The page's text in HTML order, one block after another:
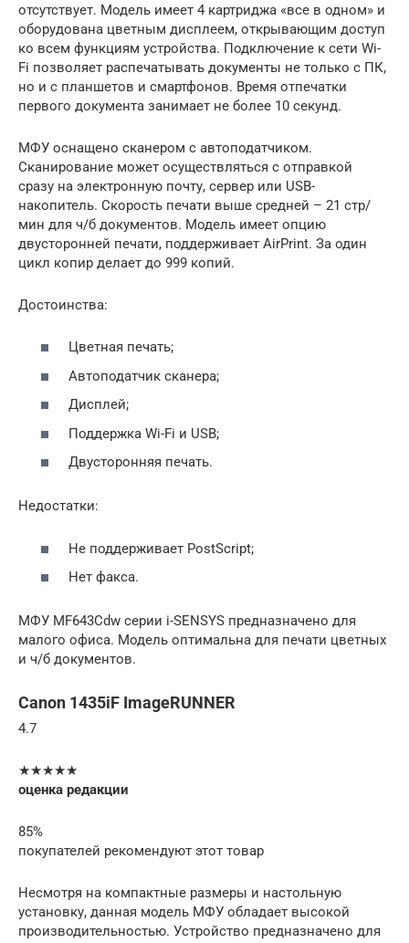
отсутствует. Модель имеет 4 картриджа «все в одном» и
оборудована цветным дисплеем, открывающим доступ
ко всем функциям устройства. Подключение к сети Wi-
Fi позволяет распечатывать документы не только с ПК,
но и с планшетов и смартфонов. Время отпечатки
первого документа занимает не более 10 секунд.
МФУ оснащено сканером с автоподатчиком.
Сканирование может осуществляться с отправкой
сразу на электронную почту, сервер или USB-
накопитель. Скорость печати выше средней – 21 стр/
мин для ч/б документов. Модель имеет опцию
двусторонней печати, поддерживает AirPrint. За один
цикл копир делает до 999 копий.
Достоинства:
Цветная печать;
Автоподатчик сканера;
Дисплей;
Поддержка Wi-Fi и USB;
Двусторонняя печать.
Недостатки:
Не поддерживает PostScript;
Нет факса.
МФУ MF643Cdw серии i-SENSYS предназначено для
малого офиса. Модель оптимальна для печати цветных
и ч/б документов.
Canon 1435iF ImageRUNNER
4.7
★★★★★
оценка редакции
85%
покупателей рекомендуют этот товар
Несмотря на компактные размеры и настольную
установку, данная модель МФУ обладает высокой
производительностью. Устройство предназначено для